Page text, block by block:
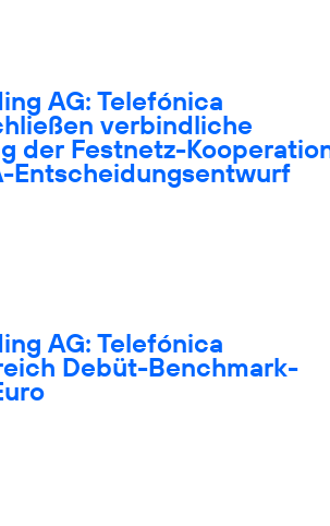
AG: Telefónica
verbindliche
der Festnetz-
Entscheidungsentwurf
AG: Telefónica
Debüt-Benchmark-